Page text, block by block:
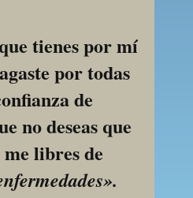
tienes por mí
por todas
de
no deseas que
libres de